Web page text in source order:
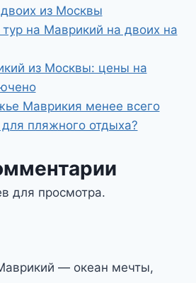
из Москвы
тур на Маврикий на двоих на
из Москвы: цены на
Маврикия менее всего
пляжного отдыха?
для просмотра.
— океан мечты,